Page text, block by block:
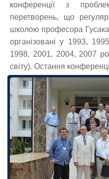
конференції з
перетворень, що
школою професора
організовані у 1993,
1998, 2001, 2004, 2007
світу). Остання